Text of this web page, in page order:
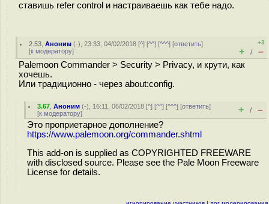
ставишь refer control и настраиваешь как тебе надо.
2.53 ,Аноним (-), 23:33, 04/02/2018 [^] [^^] [^^^] [ответить]
[к модератору]
+3
+ / –
Palemoon Commander > Security > Privacy, и крути, как
хочешь.
Или традиционно - через about:config.
3.67 ,Аноним (-), 16:11, 06/02/2018 [^] [^^] [^^^] [ответить]
[к модератору] + / –
Это проприетарное дополнение?
https://www.palemoon.org/commander.shtml
This add-on is supplied as COPYRIGHTED FREEWARE
with disclosed source. Please see the Pale Moon Freeware
License for details.